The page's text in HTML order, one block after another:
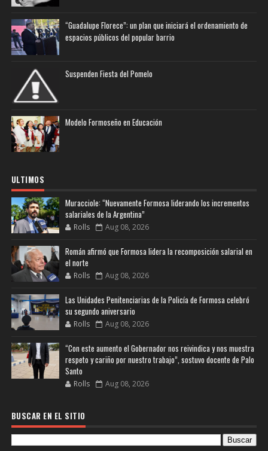
“Guadalupe Florece”: un plan que iniciará el ordenamiento de
espacios públicos del popular barrio
Suspenden Fiesta del Pomelo
Modelo Formoseño en Educación
ULTIMOS
Muracciole: “Nuevamente Formosa liderando los incrementos
salariales de la Argentina”
Rolls Aug 08, 2026
Román afirmó que Formosa lidera la recomposición salarial en
el norte
Rolls Aug 08, 2026
Las Unidades Penitenciarias de la Policía de Formosa celebró
su segundo aniversario
Rolls Aug 08, 2026
“Con este aumento el Gobernador nos reivindica y nos muestra
respeto y cariño por nuestro trabajo”, sostuvo docente de Palo
Santo
Rolls Aug 08, 2026
BUSCAR EN EL SITIO